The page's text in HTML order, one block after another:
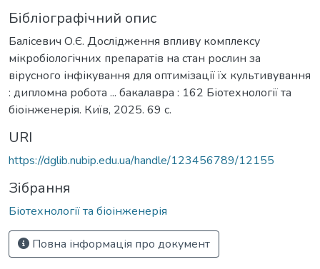
Бібліографічний опис
Балісевич О.Є. Дослідження впливу комплексу
мікробіологічних препаратів на стан рослин за
вірусного інфікування для оптимізації їх культивування
: дипломна робота ... бакалавра : 162 Біотехнології та
біоінженерія. Київ, 2025. 69 с.
URI
https://dglib.nubip.edu.ua/handle/123456789/12155
Зібрання
Біотехнології та біоінженерія
Повна інформація про документ